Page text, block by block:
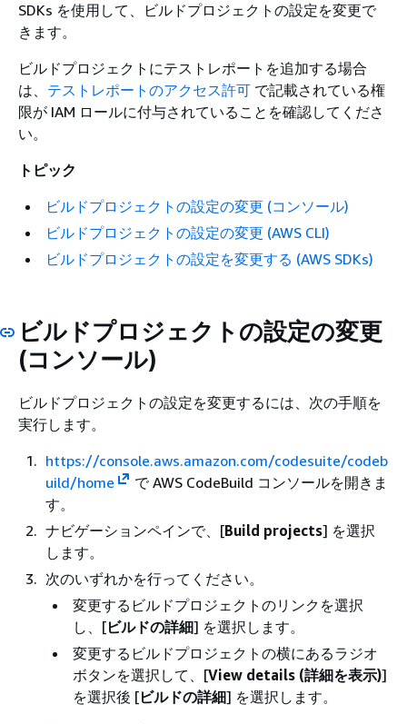
SDKs を使用して、ビルドプロジェクトの設定を変更で
きます。
ビルドプロジェクトにテストレポートを追加する場合
は、 テストレポートのアクセス許可 で記載されている権
限が IAM ロールに付与されていることを確認してくださ
い。
トピック
ビルドプロジェクトの設定の変更 (コンソール)
ビルドプロジェクトの設定の変更 (AWS CLI)
ビルドプロジェクトの設定を変更する (AWS SDKs)
ビルドプロジェクトの設定の変更
(コンソール)
ビルドプロジェクトの設定を変更するには、次の手順を
実行します。
https://console.aws.amazon.com/codesuite/codeb
uild/home
で AWS CodeBuild コンソールを開きま
す。
ナビゲーションペインで、[Build projects] を選択
します。
次のいずれかを行ってください。
変更するビルドプロジェクトのリンクを選択
し、[ビルドの詳細] を選択します。
変更するビルドプロジェクトの横にあるラジオ
ボタンを選択して、[View details (詳細を表示)]
を選択後 [ビルドの詳細] を選択します。